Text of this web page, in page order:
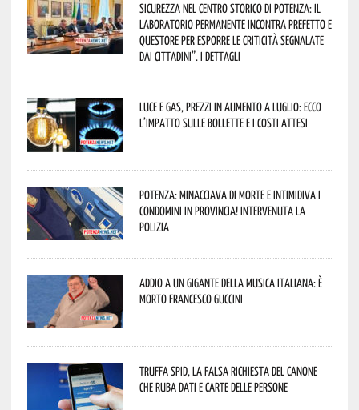
Sicurezza nel Centro Storico di Potenza: il
Laboratorio Permanente incontra Prefetto e
Questore per esporre le criticità segnalate
dai cittadini”. I dettagli
Luce e gas, prezzi in aumento a luglio: ecco
l’impatto sulle bollette e i costi attesi
Potenza: minacciava di morte e intimidiva i
condomini in provincia! Intervenuta la
Polizia
Addio a un gigante della musica italiana: è
morto Francesco Guccini
Truffa Spid, la falsa richiesta del canone
che ruba dati e carte delle persone